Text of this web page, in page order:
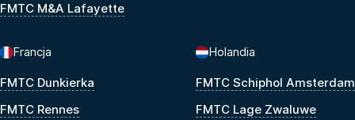
FMTC M&A Lafayette
Francja
FMTC Dunkierka
FMTC Rennes
Holandia
FMTC Schiphol Amsterdam
FMTC Lage Zwaluwe